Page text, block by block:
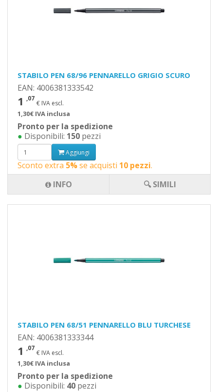
STABILO PEN 68/96 PENNARELLO GRIGIO SCURO
EAN: 4006381333542
1 ,07
€ IVA escl.
1,30€ IVA inclusa
Pronto per la spedizione
● Disponibili: 150 pezzi
Aggiungi
Sconto extra 5%se acquisti 10 pezzi.
INFO
🔍 SIMILI
STABILO PEN 68/51 PENNARELLO BLU TURCHESE
EAN: 4006381333344
1 ,07
€ IVA escl.
1,30€ IVA inclusa
Pronto per la spedizione
● Disponibili: 40 pezzi